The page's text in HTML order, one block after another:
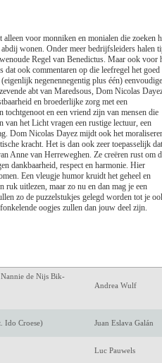
Luc de
Antoon van den
Amélie Nothomb
Jeroen Olyslaegers
Mark Twain
Keri Hulme
de Nijs Bik-
Andrea Wulf
Ido Croese) Juan Eslava Galán
Luc Pauwels
voor monniken en monialen die zoeken
wonen. Onder meer bedrijfsleiders halen
Regel van Benedictus. Maar ook voor
ook commentaren op die leefregel het goed
negenennegentig plus één) eenvoudige
abt van Maredsous, Dom Nicolas
en broederlijke zorg met een
en een vriend zijn van mensen die
het Licht vragen een rustige lectuur, een
Dom Nicolas Dayez mijdt ook het
kracht. Het is dan ook zeer toepasselijk dat
Anne van Herreweghen. Ze creëren rust om
dankbaarheid, respect en harmonie. Hier
Een vleugje humor kruidt het geheel en
ruk uitlezen, maar zo nu en dan mag je een
zo de puzzelstukjes gelegd worden tot je
oogjes zullen dan jouw deel zijn.